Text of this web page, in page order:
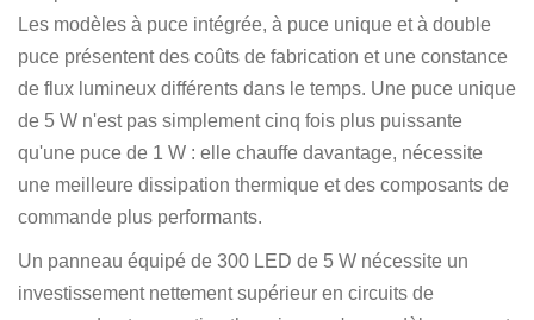
Les modèles à puce intégrée, à puce unique et à double
puce présentent des coûts de fabrication et une constance
de flux lumineux différents dans le temps. Une puce unique
de 5 W n'est pas simplement cinq fois plus puissante
qu'une puce de 1 W : elle chauffe davantage, nécessite
une meilleure dissipation thermique et des composants de
commande plus performants.
Un panneau équipé de 300 LED de 5 W nécessite un
investissement nettement supérieur en circuits de